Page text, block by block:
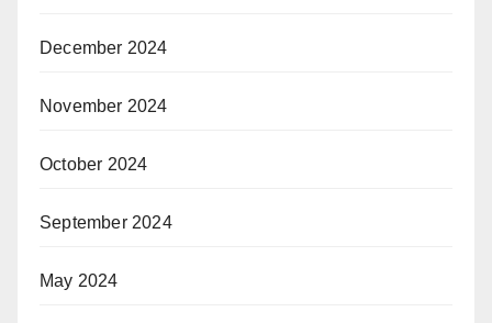
December 2024
November 2024
October 2024
September 2024
May 2024